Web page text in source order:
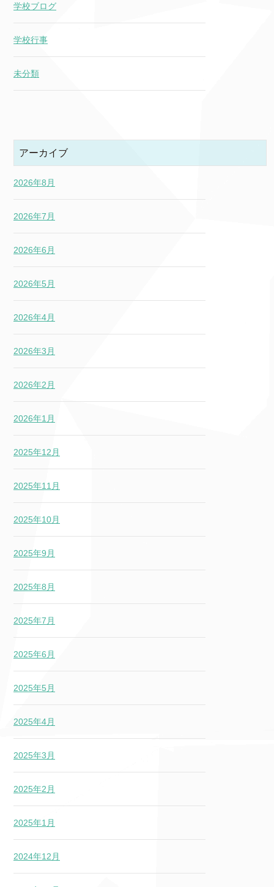
学校ブログ
学校行事
未分類
アーカイブ
2026年8月
2026年7月
2026年6月
2026年5月
2026年4月
2026年3月
2026年2月
2026年1月
2025年12月
2025年11月
2025年10月
2025年9月
2025年8月
2025年7月
2025年6月
2025年5月
2025年4月
2025年3月
2025年2月
2025年1月
2024年12月